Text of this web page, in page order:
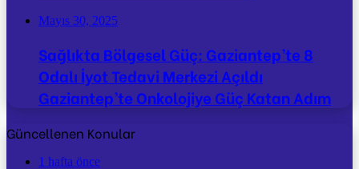
Mayıs 30, 2025
Sağlıkta Bölgesel Güç: Gaziantep’te 8
Odalı İyot Tedavi Merkezi Açıldı
Gaziantep’te Onkolojiye Güç Katan Adım
Güncellenen Konular
1 hafta önce